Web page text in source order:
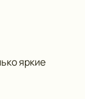
и
В центре
яркие